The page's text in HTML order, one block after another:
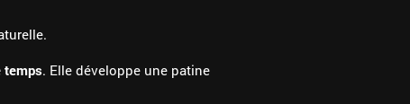
temps. Elle développe une patine